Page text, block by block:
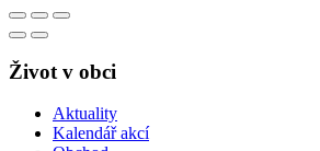
Život v obci
Aktuality
Kalendář akcí